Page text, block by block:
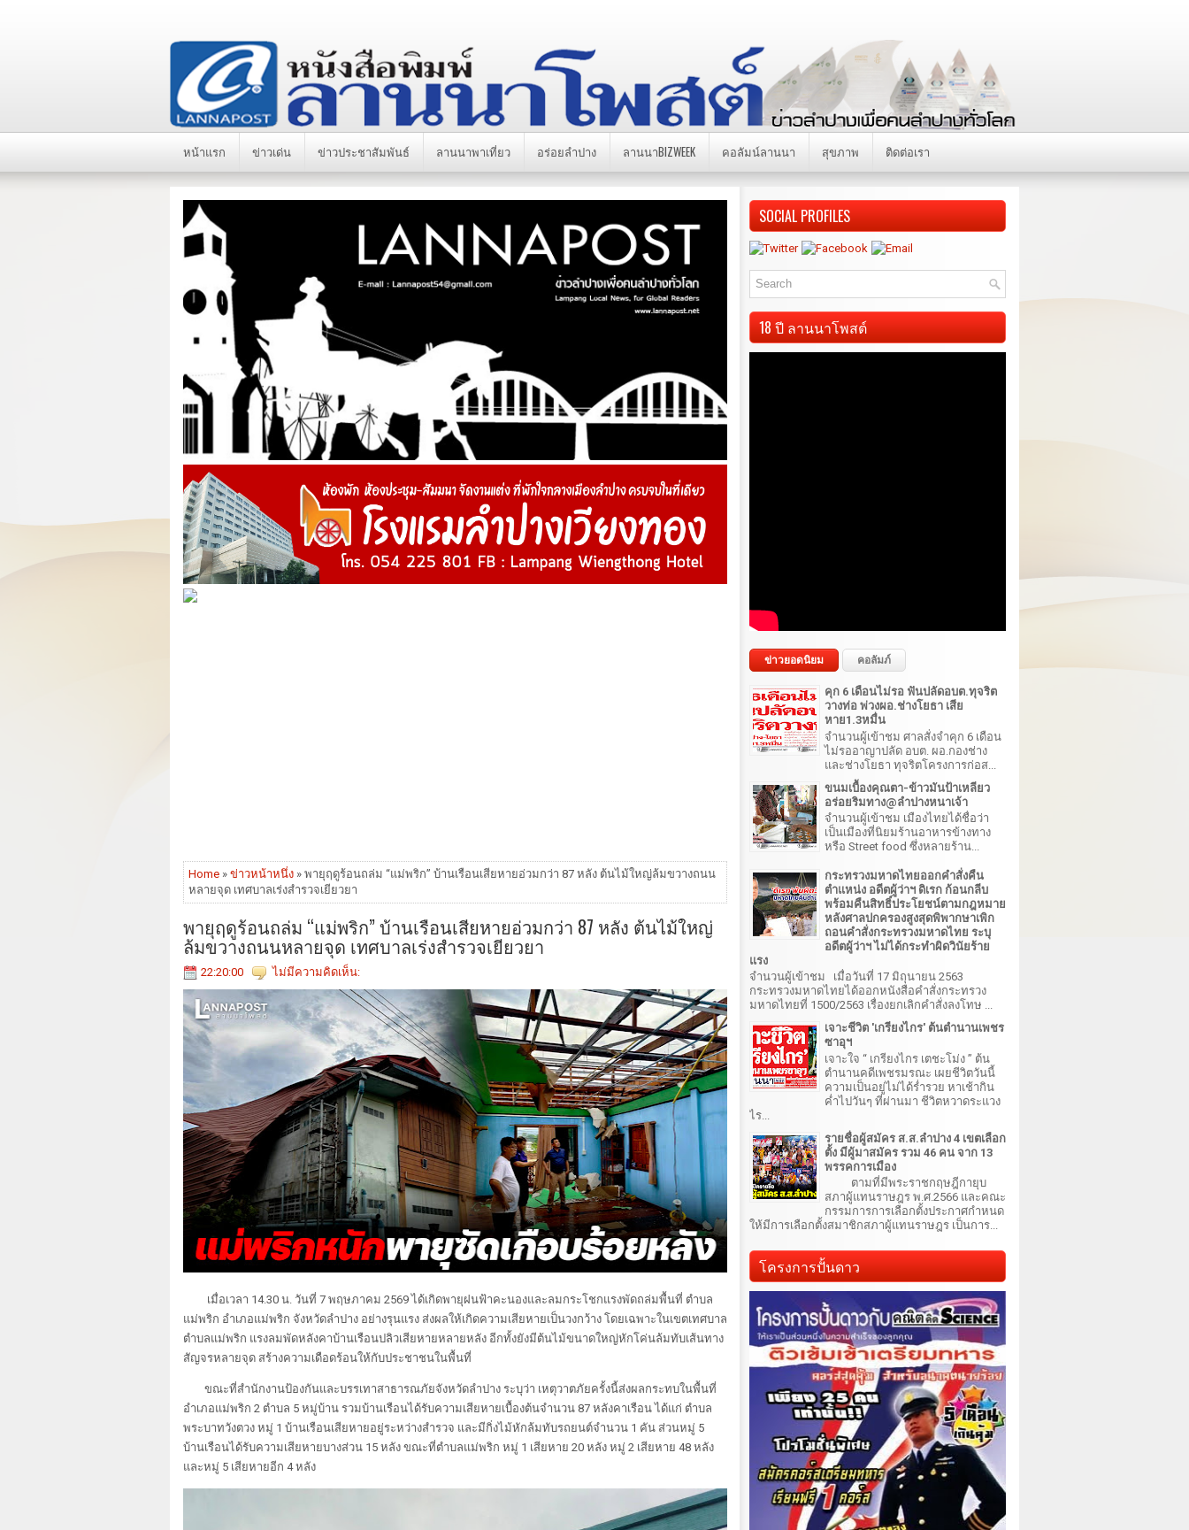
หน้าแรก ข่าวเด่น ข่าวประชาสัมพันธ์ ลานนาพาเที่ยว อร่อยลำปาง ลานนาBIZWEEK คอลัมน์ลานนา สุขภาพ ติดต่อเรา
Home » ข่าวหน้าหนึ่ง » พายุฤดูร้อนถล่ม “แม่พริก” บ้านเรือนเสียหายอ่วมกว่า 87 หลัง ต้นไม้ใหญ่ล้มขวางถนน
หลายจุด เทศบาลเร่งสำรวจเยียวยา
พายุฤดูร้อนถล่ม “แม่พริก” บ้านเรือนเสียหายอ่วมกว่า 87 หลัง ต้นไม้ใหญ่
ล้มขวางถนนหลายจุด เทศบาลเร่งสำรวจเยียวยา
22:20:00 ไม่มีความคิดเห็น:
เมื่อเวลา 14.30 น. วันที่ 7 พฤษภาคม 2569 ได้เกิดพายุฝนฟ้าคะนองและลมกระโชกแรงพัดถล่มพื้นที่ ตำบล
แม่พริก อำเภอแม่พริก จังหวัดลำปาง อย่างรุนแรง ส่งผลให้เกิดความเสียหายเป็นวงกว้าง โดยเฉพาะในเขตเทศบาล
ตำบลแม่พริก แรงลมพัดหลังคาบ้านเรือนปลิวเสียหายหลายหลัง อีกทั้งยังมีต้นไม้ขนาดใหญ่หักโค่นล้มทับเส้นทาง
สัญจรหลายจุด สร้างความเดือดร้อนให้กับประชาชนในพื้นที่
ขณะที่สำนักงานป้องกันและบรรเทาสาธารณภัยจังหวัดลำปาง ระบุว่า เหตุวาตภัยครั้งนี้ส่งผลกระทบในพื้นที่
อำเภอแม่พริก 2 ตำบล 5 หมู่บ้าน รวมบ้านเรือนได้รับความเสียหายเบื้องต้นจำนวน 87 หลังคาเรือน ได้แก่ ตำบล
พระบาทวังตวง หมู่ 1 บ้านเรือนเสียหายอยู่ระหว่างสำรวจ และมีกิ่งไม้หักล้มทับรถยนต์จำนวน 1 คัน ส่วนหมู่ 5
บ้านเรือนได้รับความเสียหายบางส่วน 15 หลัง ขณะที่ตำบลแม่พริก หมู่ 1 เสียหาย 20 หลัง หมู่ 2 เสียหาย 48 หลัง
และหมู่ 5 เสียหายอีก 4 หลัง
SOCIAL PROFILES
18 ปี ลานนาโพสต์
ข่าวยอดนิยม คอลัมภ์
คุก 6 เดือนไม่รอ ฟันปลัดอบต.ทุจริต
วางท่อ พ่วงผอ.ช่างโยธา เสีย
หาย1.3หมื่น
จำนวนผู้เข้าชม ศาลสั่งจำคุก 6 เดือน
ไม่รออาญาปลัด อบต. ผอ.กองช่าง
และช่างโยธา ทุจริตโครงการก่อส...
ขนมเบื้องคุณตา-ข้าวมันป้าเหลียว
อร่อยริมทาง@ลำปางหนาเจ้า
จำนวนผู้เข้าชม เมืองไทยได้ชื่อว่า
เป็นเมืองที่นิยมร้านอาหารข้างทาง
หรือ Street food ซึ่งหลายร้าน...
กระทรวงมหาดไทยออกคำสั่งคืน
ตำแหน่ง อดีตผู้ว่าฯ ดิเรก ก้อนกลีบ
พร้อมคืนสิทธิ์ประโยชน์ตามกฎหมาย
หลังศาลปกครองสูงสุดพิพากษาเพิก
ถอนคำสั่งกระทรวงมหาดไทย ระบุ
อดีตผู้ว่าฯ ไม่ได้กระทำผิดวินัยร้าย
แรง
จำนวนผู้เข้าชม เมื่อวันที่ 17 มิถุนายน 2563
กระทรวงมหาดไทยได้ออกหนังสือคำสั่งกระทรวง
มหาดไทยที่ 1500/2563 เรื่องยกเลิกคำสั่งลงโทษ ...
เจาะชีวิต 'เกรียงไกร' ต้นตำนานเพชร
ซาอุฯ
เจาะใจ “ เกรียงไกร เตชะโม่ง ” ต้น
ตำนานคดีเพชรมรณะ เผยชีวิตวันนี้
ความเป็นอยู่ไม่ได้ร่ำรวย หาเช้ากิน
ค่ำไปวันๆ ที่ผ่านมา ชีวิตหวาดระแวง
ไร...
รายชื่อผู้สมัคร ส.ส.ลำปาง 4 เขตเลือก
ตั้ง มีผู้มาสมัคร รวม 46 คน จาก 13
พรรคการเมือง
ตามที่มีพระราชกฤษฎีกายุบ
สภาผู้แทนราษฎร พ.ศ.2566 และคณะ
กรรมการการเลือกตั้งประกาศกำหนด
ให้มีการเลือกตั้งสมาชิกสภาผู้แทนราษฎร เป็นการ...
โครงการปั้นดาว